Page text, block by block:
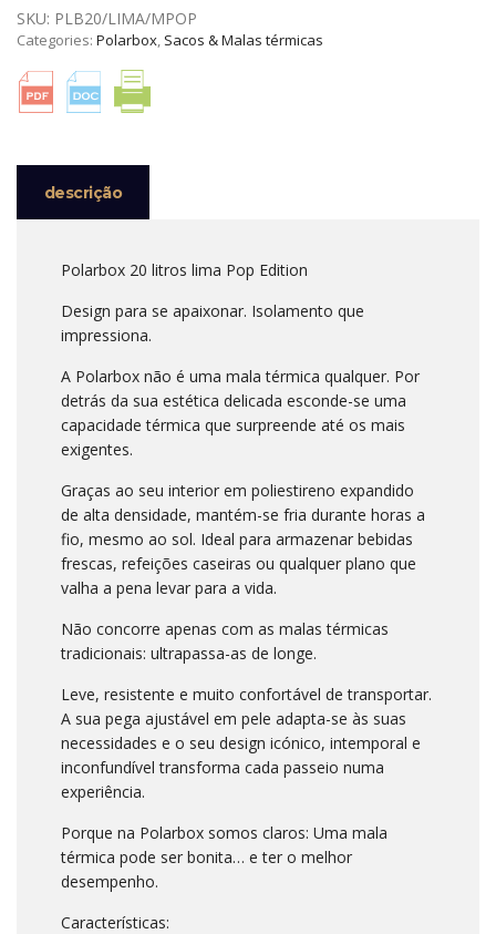
TÉRMICA
20
LTS
LIMA
POP
SKU: PLB20/LIMA/MPOP
Categories: Polarbox, Sacos & Malas térmicas
descrição
Polarbox 20 litros lima Pop Edition
Design para se apaixonar. Isolamento que
impressiona.
A Polarbox não é uma mala térmica qualquer. Por
detrás da sua estética delicada esconde-se uma
capacidade térmica que surpreende até os mais
exigentes.
Graças ao seu interior em poliestireno expandido
de alta densidade, mantém-se fria durante horas a
fio, mesmo ao sol. Ideal para armazenar bebidas
frescas, refeições caseiras ou qualquer plano que
valha a pena levar para a vida.
Não concorre apenas com as malas térmicas
tradicionais: ultrapassa-as de longe.
Leve, resistente e muito confortável de transportar.
A sua pega ajustável em pele adapta-se às suas
necessidades e o seu design icónico, intemporal e
inconfundível transforma cada passeio numa
experiência.
Porque na Polarbox somos claros: Uma mala
térmica pode ser bonita… e ter o melhor
desempenho.
Características: